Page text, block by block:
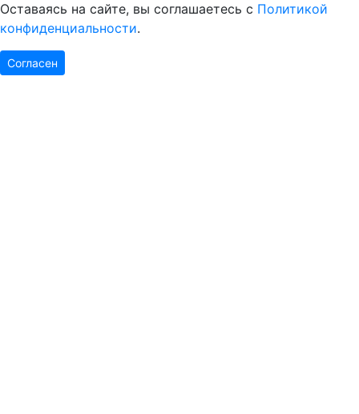
Оставаясь на сайте, вы соглашаетесь с Политикой
конфиденциальности.
Согласен